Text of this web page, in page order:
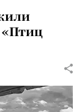
«Птиц